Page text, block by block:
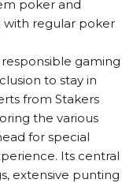
poker and
with regular poker
gaming
to stay in
from Stakers
the various
for special
Its central
extensive punting